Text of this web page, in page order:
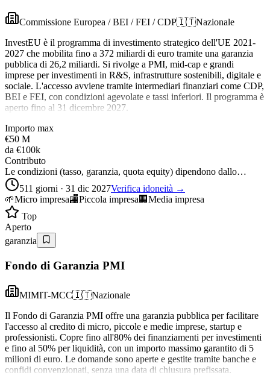
Commissione Europea / BEI / FEI / CDP🇮🇹Nazionale
InvestEU è il programma di investimento strategico dell'UE 2021-
2027 che mobilita fino a 372 miliardi di euro tramite una garanzia
pubblica di 26,2 miliardi. Si rivolge a PMI, mid-cap e grandi
imprese per investimenti in R&S, infrastrutture sostenibili, digitale e
sociale. L'accesso avviene tramite intermediari finanziari come CDP,
BEI e FEI, con condizioni agevolate e tassi inferiori. Il programma è
aperto fino al 31 dicembre 2027.
Importo max
€50 M
da €100k
Contributo
Le condizioni (tasso, garanzia, quota equity) dipendono dallo…
511 giorni · 31 dic 2027Verifica idoneità →
🌱Micro impresa🏬Piccola impresa 🏢 Media impresa
Top
Aperto
garanzia
Fondo di Garanzia PMI
MIMIT-MCC🇮🇹Nazionale
Il Fondo di Garanzia PMI offre una garanzia pubblica per facilitare
l'accesso al credito di micro, piccole e medie imprese, startup e
professionisti. Copre fino all'80% dei finanziamenti per investimenti
e fino al 50% per liquidità, con un importo massimo garantito di 5
milioni di euro. Le domande sono aperte e gestite tramite banche e
confidi convenzionati, senza una data di chiusura prefissata.